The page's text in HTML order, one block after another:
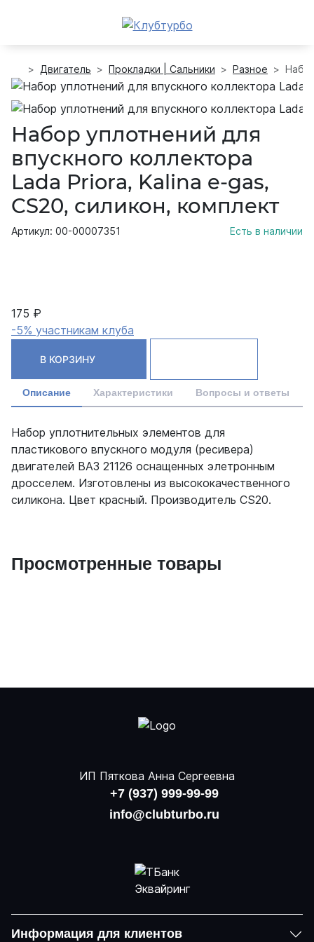
Двигатель Прокладки | Сальники Разное
Набор уплотнений для
впускного коллектора
Lada Priora, Kalina e-gas,
CS20, силикон, комплект
Артикул: 00-00007351 Есть в наличии
175 ₽
-5% участникам клуба
В КОРЗИНУ
Описание Характеристики Вопросы и ответы
Набор уплотнительных элементов для
пластикового впускного модуля (ресивера)
двигателей ВАЗ 21126 оснащенных элетронным
дросселем. Изготовлены из высококачественного
силикона. Цвет красный. Производитель CS20.
Просмотренные товары
ИП Пяткова Анна Сергеевна
+7 (937) 999-99-99
info@clubturbo.ru
Информация для клиентов